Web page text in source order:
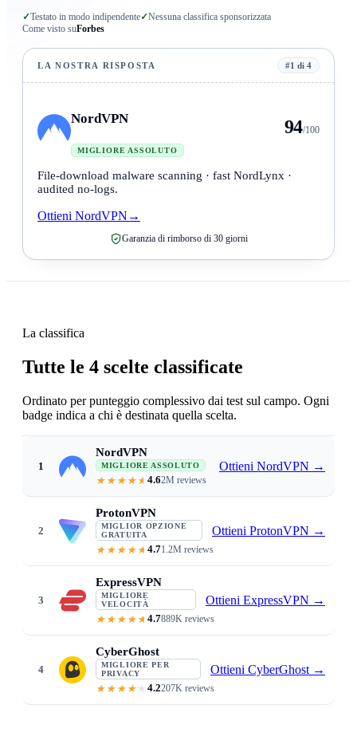
✓Testato in modo indipendente✓Nessuna classifica sponsorizzata
Come visto suForbes
LA NOSTRA RISPOSTA #1 di 4
NordVPN
MIGLIORE ASSOLUTO
94/100
File-download malware scanning · fast NordLynx ·
audited no-logs.
Ottieni NordVPN →
Garanzia di rimborso di 30 giorni
La classifica
Tutte le 4 scelte classificate
Ordinato per punteggio complessivo dai test sul campo. Ogni
badge indica a chi è destinata quella scelta.
1
NordVPN
MIGLIORE ASSOLUTO
4.62M reviews
Ottieni NordVPN →
2
ProtonVPN
MIGLIOR OPZIONE
GRATUITA
4.71.2M reviews
Ottieni ProtonVPN →
3
ExpressVPN
MIGLIORE
VELOCITÀ
4.7889K reviews
Ottieni ExpressVPN →
4
CyberGhost
MIGLIORE PER
PRIVACY
4.2207K reviews
Ottieni CyberGhost →